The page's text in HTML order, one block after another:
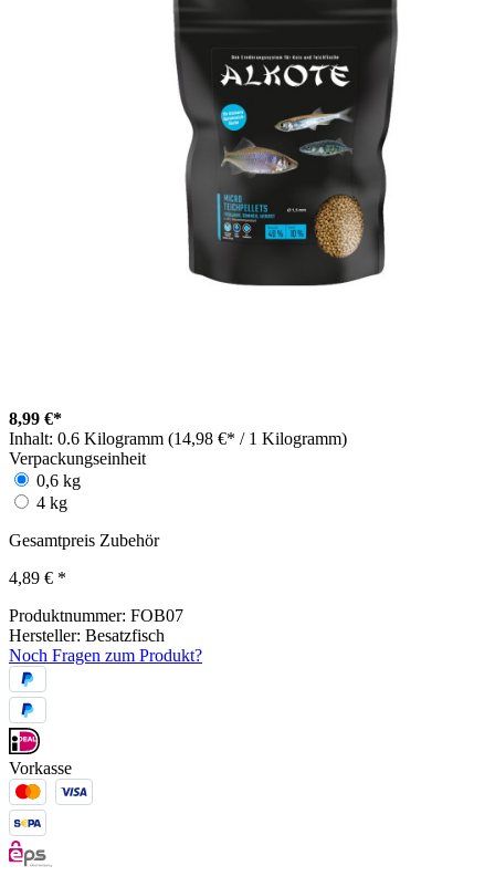
8,99 €*
Inhalt: 0.6 Kilogramm (14,98 €* / 1 Kilogramm)
Verpackungseinheit
0,6 kg
4 kg
Gesamtpreis Zubehör
4,89 € *
Produktnummer: FOB07
Hersteller: Besatzfisch
Noch Fragen zum Produkt?
Vorkasse